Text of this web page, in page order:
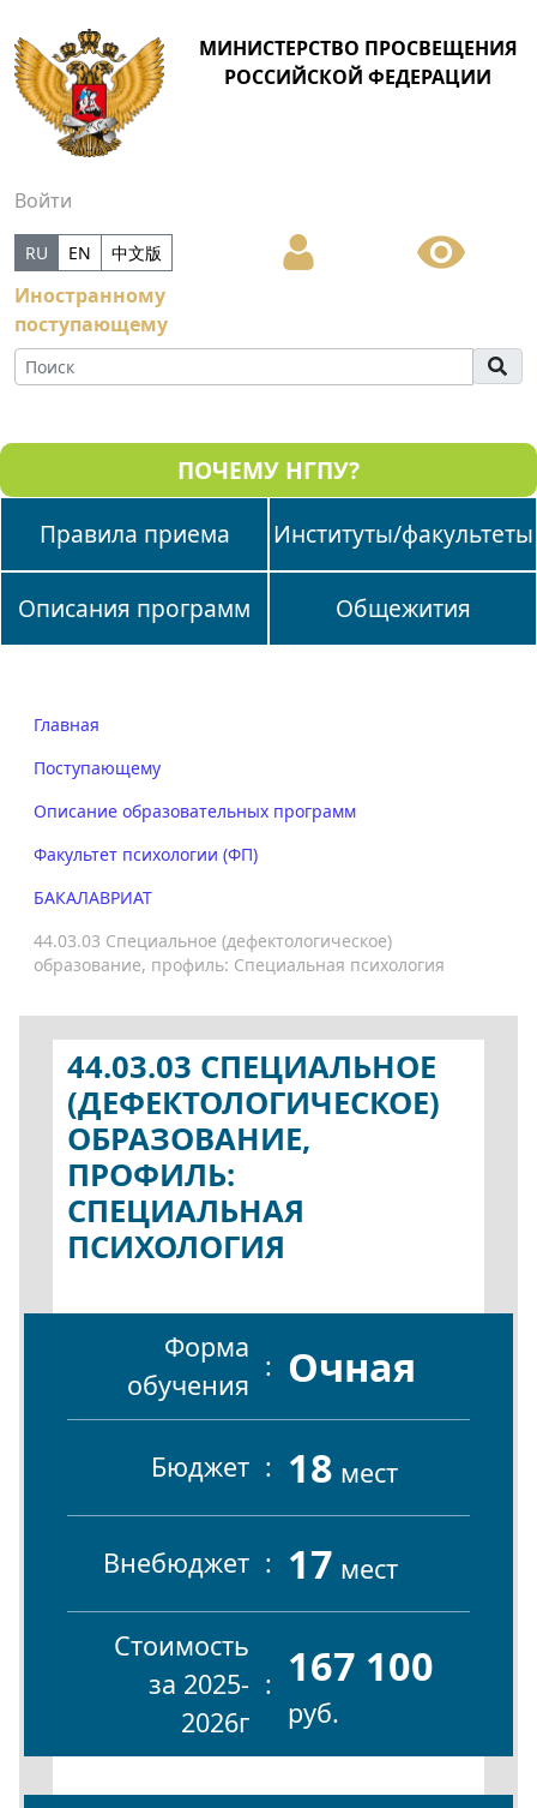
МИНИСТЕРСТВО ПРОСВЕЩЕНИЯ
РОССИЙСКОЙ ФЕДЕРАЦИИ
Войти
Иностранному
поступающему
RU EN 中文版
ПОЧЕМУ НГПУ?
Правила приема
Институты/факультеты
Описания программ Общежития
Главная
Поступающему
Описание образовательных программ
Факультет психологии (ФП)
БАКАЛАВРИАТ
44.03.03 Специальное (дефектологическое)
образование, профиль: Специальная психология
44.03.03 СПЕЦИАЛЬНОЕ
(ДЕФЕКТОЛОГИЧЕСКОЕ)
ОБРАЗОВАНИЕ,
ПРОФИЛЬ:
СПЕЦИАЛЬНАЯ
ПСИХОЛОГИЯ
Форма
обучения
Очная
Бюджет 18 мест
Внебюджет 17 мест
Стоимость
за 2025-
2026г
167 100
руб.